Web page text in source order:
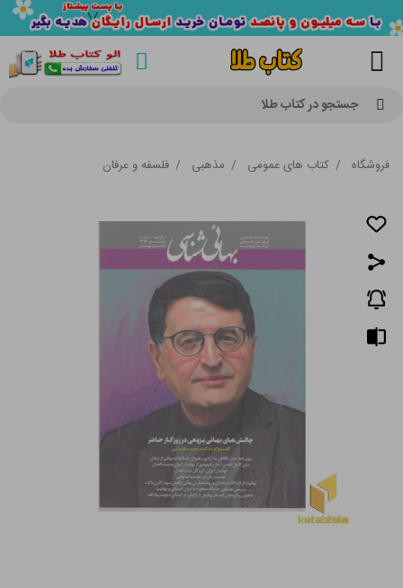
جستجو در کتاب طلا
فروشگاه / کتاب های عمومی / مذهبی / فلسفه و عرفان